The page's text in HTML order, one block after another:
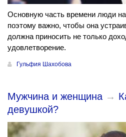
Основную часть времени люди
поэтому важно, чтобы она
должна приносить не только
удовлетворение.
Гульфия Шахобова
Мужчина и женщина →
девушкой?